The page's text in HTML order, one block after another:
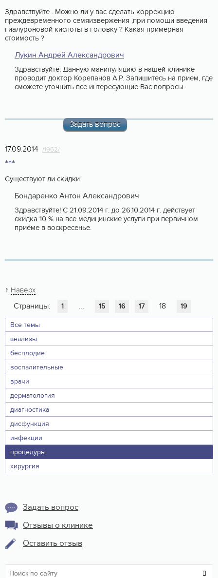
Здравствуйте . Можно ли у вас сделать коррекцию
преждевременного семяизвержения ,при помощи введения
гиалуроновой кислоты в головку ? Какая примерная
стоимость ?
Задать вопрос
Лукин Андрей Александрович
Здравствуйте. Данную манипуляцию в нашей клинике
проводит доктор Корепанов А.Р. Запишитесь на прием, где
сможете уточнить все интересующие Вас вопросы.
17.09.2014 /1962/
***
Существуют ли скидки
Бондаренко Антон Александрович
Здравствуйте! С 21.09.2014 г. до 26.10.2014 г. действует
скидка 10 % на все медицинские услуги при первичном
приёме в воскресенье.
↑ Наверх
Страницы: 1 ... 15 16 17 18 19
Все темы
анализы
бесплодие
воспалительные
врачи
дерматология
диагностика
дисфункция
инфекции
процедуры
хирургия
Задать вопрос
Отзывы о клинике
Оставить отзыв